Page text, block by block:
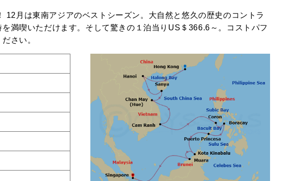
月は東南アジアのベストシーズン。大自然と悠久の歴史のコントラ
満喫いただけます。そして驚きの１泊当りUS＄366.6～。コストパフ
さい。